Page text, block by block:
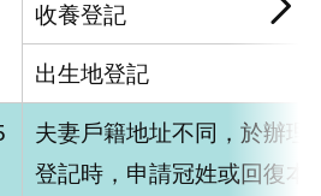
收養登記
出生地登記
夫妻戶籍地址不同，於辦理
登記時，申請冠姓或回復本